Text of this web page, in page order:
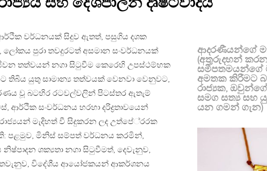
වර්ධනයක් සිදුව ඇතත්, පසුගිය දශක
පුරා තවදුරටත් අසමාන සංවර්ධනයක්
තත්වයන් නගා සිටුවීම කෙරෙහි උපස්ථම්භක
තිබිය යුතු සාමාන්‍ය තත්වයක් වෙනවා වෙනුවට,
වූ බටහිර රටවල්වලින් පිටස්තර ඇතැම්
ආර්ථික සංවර්ධනය හරහා දරිද්‍රතාවයෙන්
මැදිහත් වී සිදුකරන ලද උත්පේ‍්‍රරක
පළමුව, මිනිස් සම්පත් වර්ධනය කරමින්,
ශක්‍යතා නගා සිටුවීමත්, දෙවැනුව,
තෙවැනුව, විදේශීය ආයෝජකයන් ආකර්ශනය
ආදරණීයන්ගේ
(අතුරුදහන්
සමීපතමයන්ගේ
අමතක කිරීමට
රාජ්‍යක,
සමග සත්‍ය සහ
යන ගමන් ගැන)